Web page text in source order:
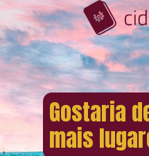
Gostaria
mais